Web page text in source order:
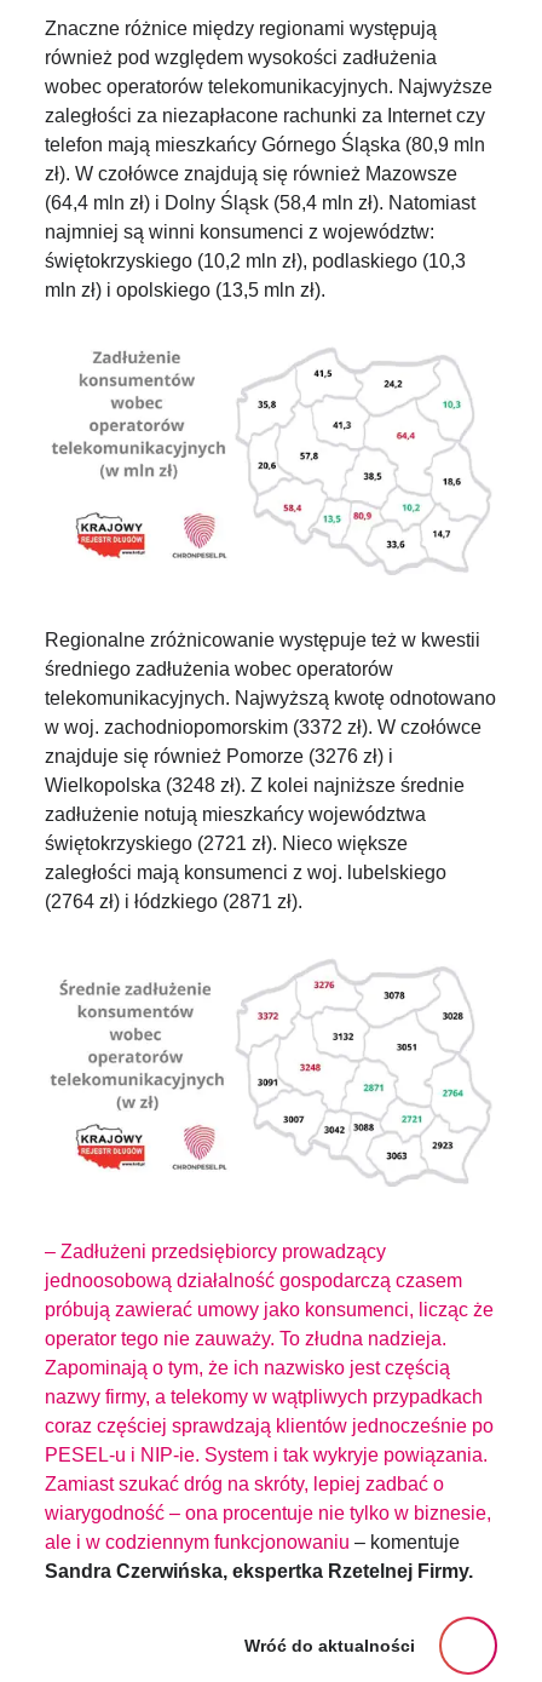
Znaczne różnice między regionami występują
również pod względem wysokości zadłużenia
wobec operatorów telekomunikacyjnych. Najwyższe
zaległości za niezapłacone rachunki za Internet czy
telefon mają mieszkańcy Górnego Śląska (80,9 mln
zł). W czołówce znajdują się również Mazowsze
(64,4 mln zł) i Dolny Śląsk (58,4 mln zł). Natomiast
najmniej są winni konsumenci z województw:
świętokrzyskiego (10,2 mln zł), podlaskiego (10,3
mln zł) i opolskiego (13,5 mln zł).
Regionalne zróżnicowanie występuje też w kwestii
średniego zadłużenia wobec operatorów
telekomunikacyjnych. Najwyższą kwotę odnotowano
w woj. zachodniopomorskim (3372 zł). W czołówce
znajduje się również Pomorze (3276 zł) i
Wielkopolska (3248 zł). Z kolei najniższe średnie
zadłużenie notują mieszkańcy województwa
świętokrzyskiego (2721 zł). Nieco większe
zaległości mają konsumenci z woj. lubelskiego
(2764 zł) i łódzkiego (2871 zł).
– Zadłużeni przedsiębiorcy prowadzący
jednoosobową działalność gospodarczą czasem
próbują zawierać umowy jako konsumenci, licząc że
operator tego nie zauważy. To złudna nadzieja.
Zapominają o tym, że ich nazwisko jest częścią
nazwy firmy, a telekomy w wątpliwych przypadkach
coraz częściej sprawdzają klientów jednocześnie po
PESEL-u i NIP-ie. System i tak wykryje powiązania.
Zamiast szukać dróg na skróty, lepiej zadbać o
wiarygodność – ona procentuje nie tylko w biznesie,
ale i w codziennym funkcjonowaniu – komentuje
Sandra Czerwińska, ekspertka Rzetelnej Firmy.
Wróć do aktualności